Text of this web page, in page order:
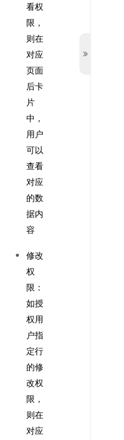
看权
限，
则在
对应
页面
后卡
片
中，
用户
可以
查看
对应
的数
据内
容
修改
权
限：
如授
权用
户指
定行
的修
改权
限，
则在
对应